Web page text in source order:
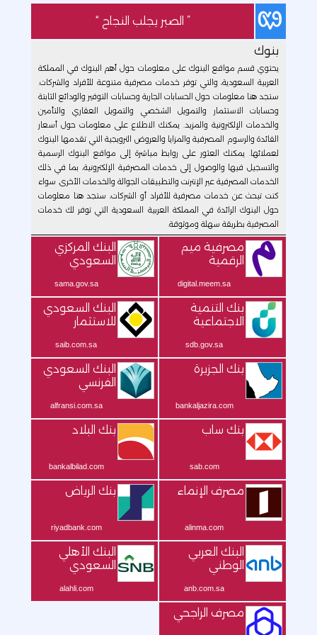
” الصبر يجلب النجاح “
بنوك
يحتوي قسم مواقع البنوك على معلومات حول أهم البنوك في المملكة
العربية السعودية، والتي توفر خدمات مصرفية متنوعة للأفراد والشركات.
ستجد هنا معلومات حول الحسابات الجارية وحسابات التوفير والودائع الثابتة
وحسابات الاستثمار والتمويل الشخصي والتمويل العقاري والتأمين
والخدمات الإلكترونية والمزيد. يمكنك الاطلاع على معلومات حول أسعار
الفائدة والرسوم المصرفية والمزايا والعروض الترويجية التي تقدمها البنوك
لعملائها. يمكنك العثور على روابط مباشرة إلى مواقع البنوك الرسمية
والتسجيل فيها والوصول إلى خدمات المصرفية الإلكترونية، بما في ذلك
الخدمات المصرفية عبر الإنترنت والتطبيقات الجوالة والخدمات الأخرى. سواء
كنت تبحث عن خدمات مصرفية للأفراد أو الشركات، ستجد هنا معلومات
حول البنوك الرائدة في المملكة العربية السعودية التي توفر لك خدمات
المصرفية بطريقة سهلة وموثوقة.
مصرفية ميم
الرقمية
digital.meem.sa
البنك المركزي
السعودي
sama.gov.sa
بنك التنمية
الاجتماعية
sdb.gov.sa
البنك السعودي
للاستثمار
saib.com.sa
بنك الجزيرة
bankaljazira.com
البنك السعودي
الفرنسي
alfransi.com.sa
بنك ساب
sab.com
بنك البلاد
bankalbilad.com
مصرف الإنماء
alinma.com
بنك الرياض
riyadbank.com
البنك العربي
الوطني
anb.com.sa
البنك الأهلي
السعودي
alahli.com
مصرف الراجحي